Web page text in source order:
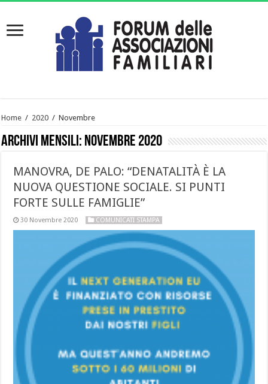
Home / 2020 / Novembre
Archivi mensili: Novembre 2020
MANOVRA, DE PALO: “DENATALITÀ È LA
NUOVA QUESTIONE SOCIALE. SI PUNTI
FORTE SULLE FAMIGLIE”
30 Novembre 2020 COMUNICATI STAMPA